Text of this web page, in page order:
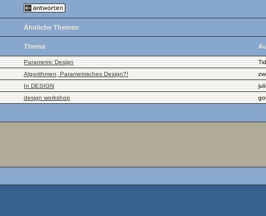
Ähnliche Themen
Thema
Parametric Design
Algorithmen, Parametrisches Design?!
In DESIGN
juli
design workshop